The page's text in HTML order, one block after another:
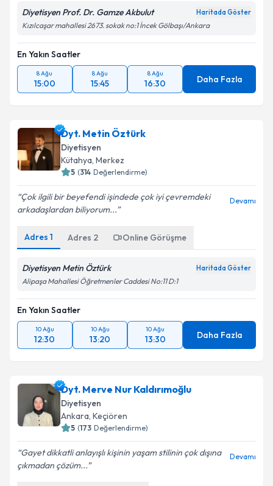
Diyetisyen Prof. Dr. Gamze Akbulut Haritada Göster
Kızılcaşar mahallesi 2673. sokak no:1 İncek Gölbaşı/Ankara
En Yakın Saatler
8 Ağu
15:00
8 Ağu
15:45
8 Ağu
16:30 Daha Fazla
Dyt. Metin Öztürk
Diyetisyen
Kütahya, Merkez
5 (314 Değerlendirme)
Çok ilgili bir beyefendi işindede çok iyi çevremdeki
arkadaşlardan biliyorum...
Devamı
Adres 1 Adres 2 Online Görüşme
Diyetisyen Metin Öztürk Haritada Göster
Alipaşa Mahallesi Öğretmenler Caddesi No:11 D:1
En Yakın Saatler
10 Ağu
12:30
10 Ağu
13:20
10 Ağu
13:30 Daha Fazla
Dyt. Merve Nur Kaldırımoğlu
Diyetisyen
Ankara, Keçiören
5 (173 Değerlendirme)
Gayet dikkatli anlayışlı kişinin yaşam stilinin çok dışına
çıkmadan çözüm...
Devamı